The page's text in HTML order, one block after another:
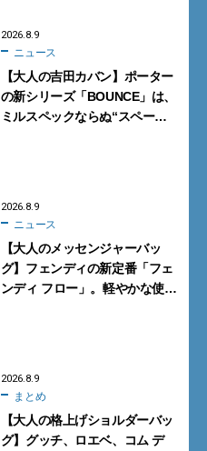
2026.8.9
ニュース
【大人の吉田カバン】ポーター
の新シリーズ「BOUNCE」は、
ミルスペックならぬ“スペース
2026.8.9
ニュース
【大人のメッセンジャーバッ
グ】フェンディの新定番「フェ
ンディ フロー」。軽やかな使い
2026.8.9
まとめ
【大人の格上げショルダーバッ
グ】グッチ、ロエベ、コム デ